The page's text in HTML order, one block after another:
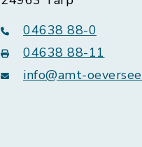
04638 88-0
04638 88-11
info@amt-